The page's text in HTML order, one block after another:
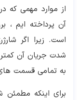
از موارد مهمی که
آن پرداخته ایم ،
است. زیرا اگر
شدت جریان آن کمتر
به تمامی قسمت
برای اینکه مطمئن